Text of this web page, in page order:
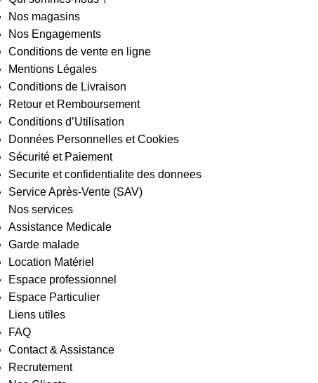
Nos magasins
Nos Engagements
Conditions de vente en ligne
Mentions Légales
Conditions de Livraison
Retour et Remboursement
Conditions d’Utilisation
Données Personnelles et Cookies
Sécurité et Paiement
Securite et confidentialite des donnees
Service Après-Vente (SAV)
Nos services
Assistance Medicale
Garde malade
Location Matériel
Espace professionnel
Espace Particulier
Liens utiles
FAQ
Contact & Assistance
Recrutement